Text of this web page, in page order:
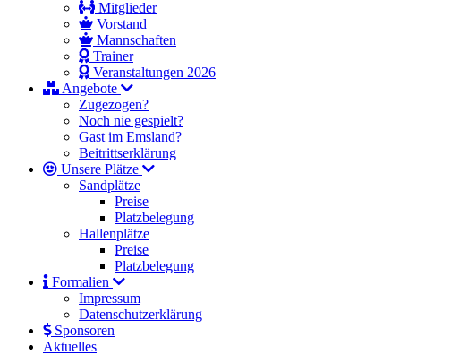
Mitglieder
Vorstand
Mannschaften
Trainer
Veranstaltungen 2026
Angebote
Zugezogen?
Noch nie gespielt?
Gast im Emsland?
Beitrittserklärung
Unsere Plätze
Sandplätze
Preise
Platzbelegung
Hallenplätze
Preise
Platzbelegung
Formalien
Impressum
Datenschutzerklärung
Sponsoren
Aktuelles